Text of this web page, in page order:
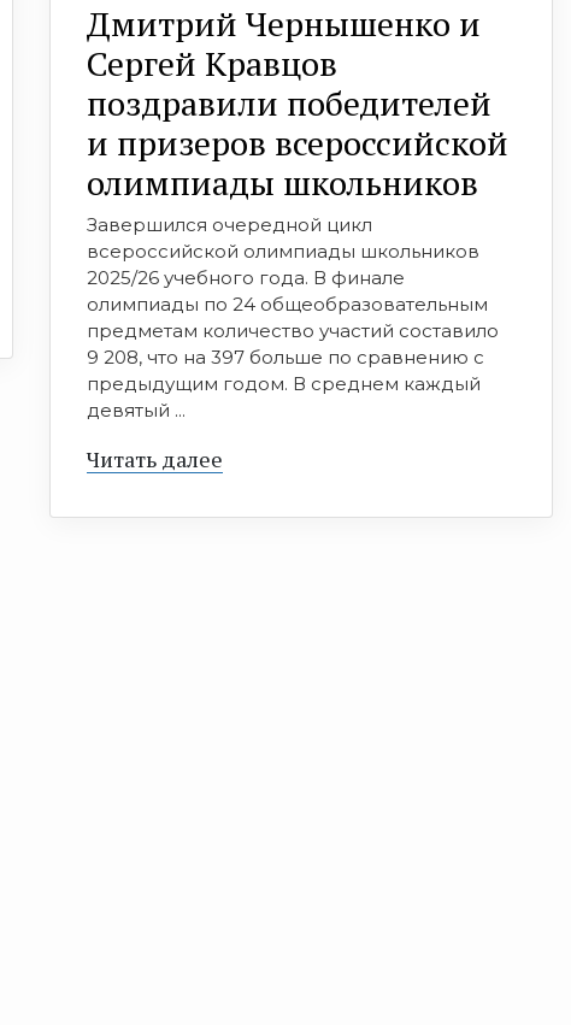
Дмитрий Чернышенко и
Сергей Кравцов
поздравили победителей
и призеров всероссийской
олимпиады школьников
Завершился очередной цикл
всероссийской олимпиады школьников
2025/26 учебного года. В финале
олимпиады по 24 общеобразовательным
предметам количество участий составило
9 208, что на 397 больше по сравнению с
предыдущим годом. В среднем каждый
девятый ...
Читать далее